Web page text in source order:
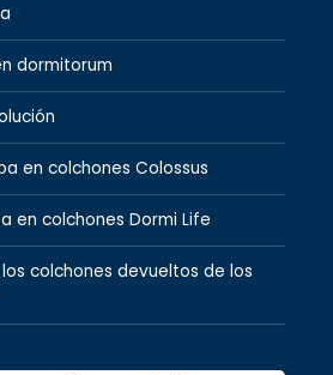
dormitorum
en colchones Colossus
en colchones Dormi Life
colchones devueltos de los